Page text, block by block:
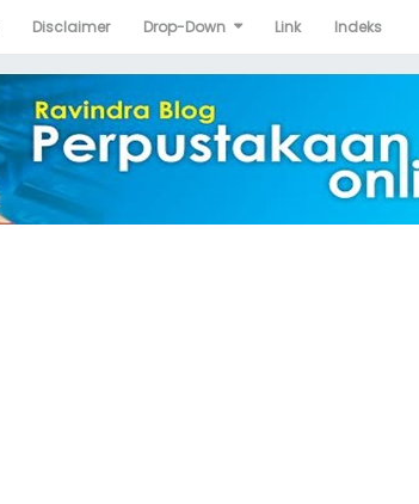
Disclaimer Drop-Down Link Indeks